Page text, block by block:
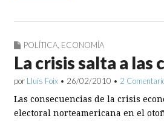
POLÍTICA, ECONOMÍA
La crisis salta a las
por Lluís Foix • 26/02/2010 • 2
Las consecuencias de la crisis
electoral norteamericana en el